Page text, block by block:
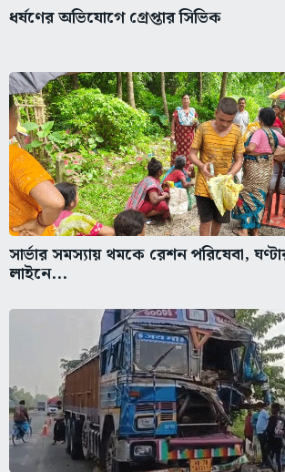
ধর্ষণের অভিযোগে গ্রেপ্তার সিভিক
সার্ভার সমস্যায় থমকে রেশন পরিষেবা,
লাইনে...